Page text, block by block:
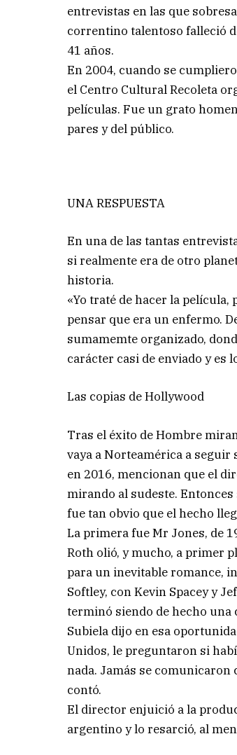
entrevistas en las que
correntino talentoso falleció
41 años.
En 2004, cuando se
el Centro Cultural Recoleta
películas. Fue un grato
pares y del público.
UNA RESPUESTA
En una de las tantas
si realmente era de otro
historia.
«Yo traté de hacer la
pensar que era un enfermo.
sumamemte organizado,
carácter casi de enviado y es
Las copias de Hollywood
Tras el éxito de Hombre
vaya a Norteamérica a seguir
en 2016, mencionan que el
mirando al sudeste. Entonces
fue tan obvio que el hecho
La primera fue Mr Jones, de
Roth olió, y mucho, a primer
para un inevitable romance,
Softley, con Kevin Spacey y
terminó siendo de hecho una
Subiela dijo en esa
Unidos, le preguntaron si
nada. Jamás se comunicaron
contó.
El director enjuició a la
argentino y lo resarció, al